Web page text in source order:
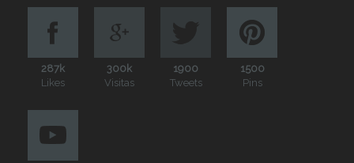
287k
Likes
300k
Visitas
1900
Tweets
1500
Pins